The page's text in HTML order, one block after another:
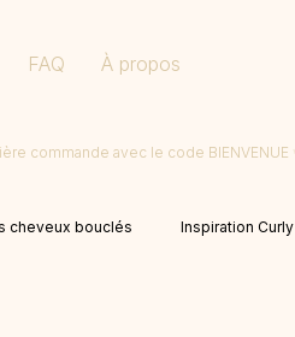
FAQ À propos
cheveux bouclés Inspiration Curly